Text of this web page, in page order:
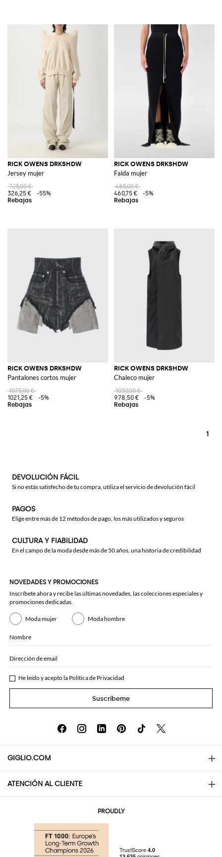
RICK OWENS DRKSHDW
Jersey mujer
725,00 €
326,25 €
-55%
RICK OWENS DRKSHDW
Falda mujer
485,00 €
460,75 €
-5%
RICK OWENS DRKSHDW
Pantalones cortos mujer
1075,00 €
1021,25 €
-5%
RICK OWENS DRKSHDW
Chaleco mujer
1030,00 €
978,50 €
-5%
1
DEVOLUCIÓN FÁCIL
Si no estás satisfecho de tu compra, utiliza el servicio de devolución fácil
PAGOS
Elige entre más de 12 métodos de pago, los más utilizados y seguros
CULTURA Y FIABILIDAD
En el campo de la moda desde más de 50 años, una historia de credibilidad
NOVEDADES Y PROMOCIONES
Inscríbete ahora y recibe las últimas novedades, las colecciones especiales y
promociones dedicadas.
Moda mujer Moda hombre
Nombre
Dirección de email
He leído y acepto la Política de Privacidad
Suscríbeme
GIGLIO.COM
About
ATENCIÓN AL CLIENTE
PROUDLY